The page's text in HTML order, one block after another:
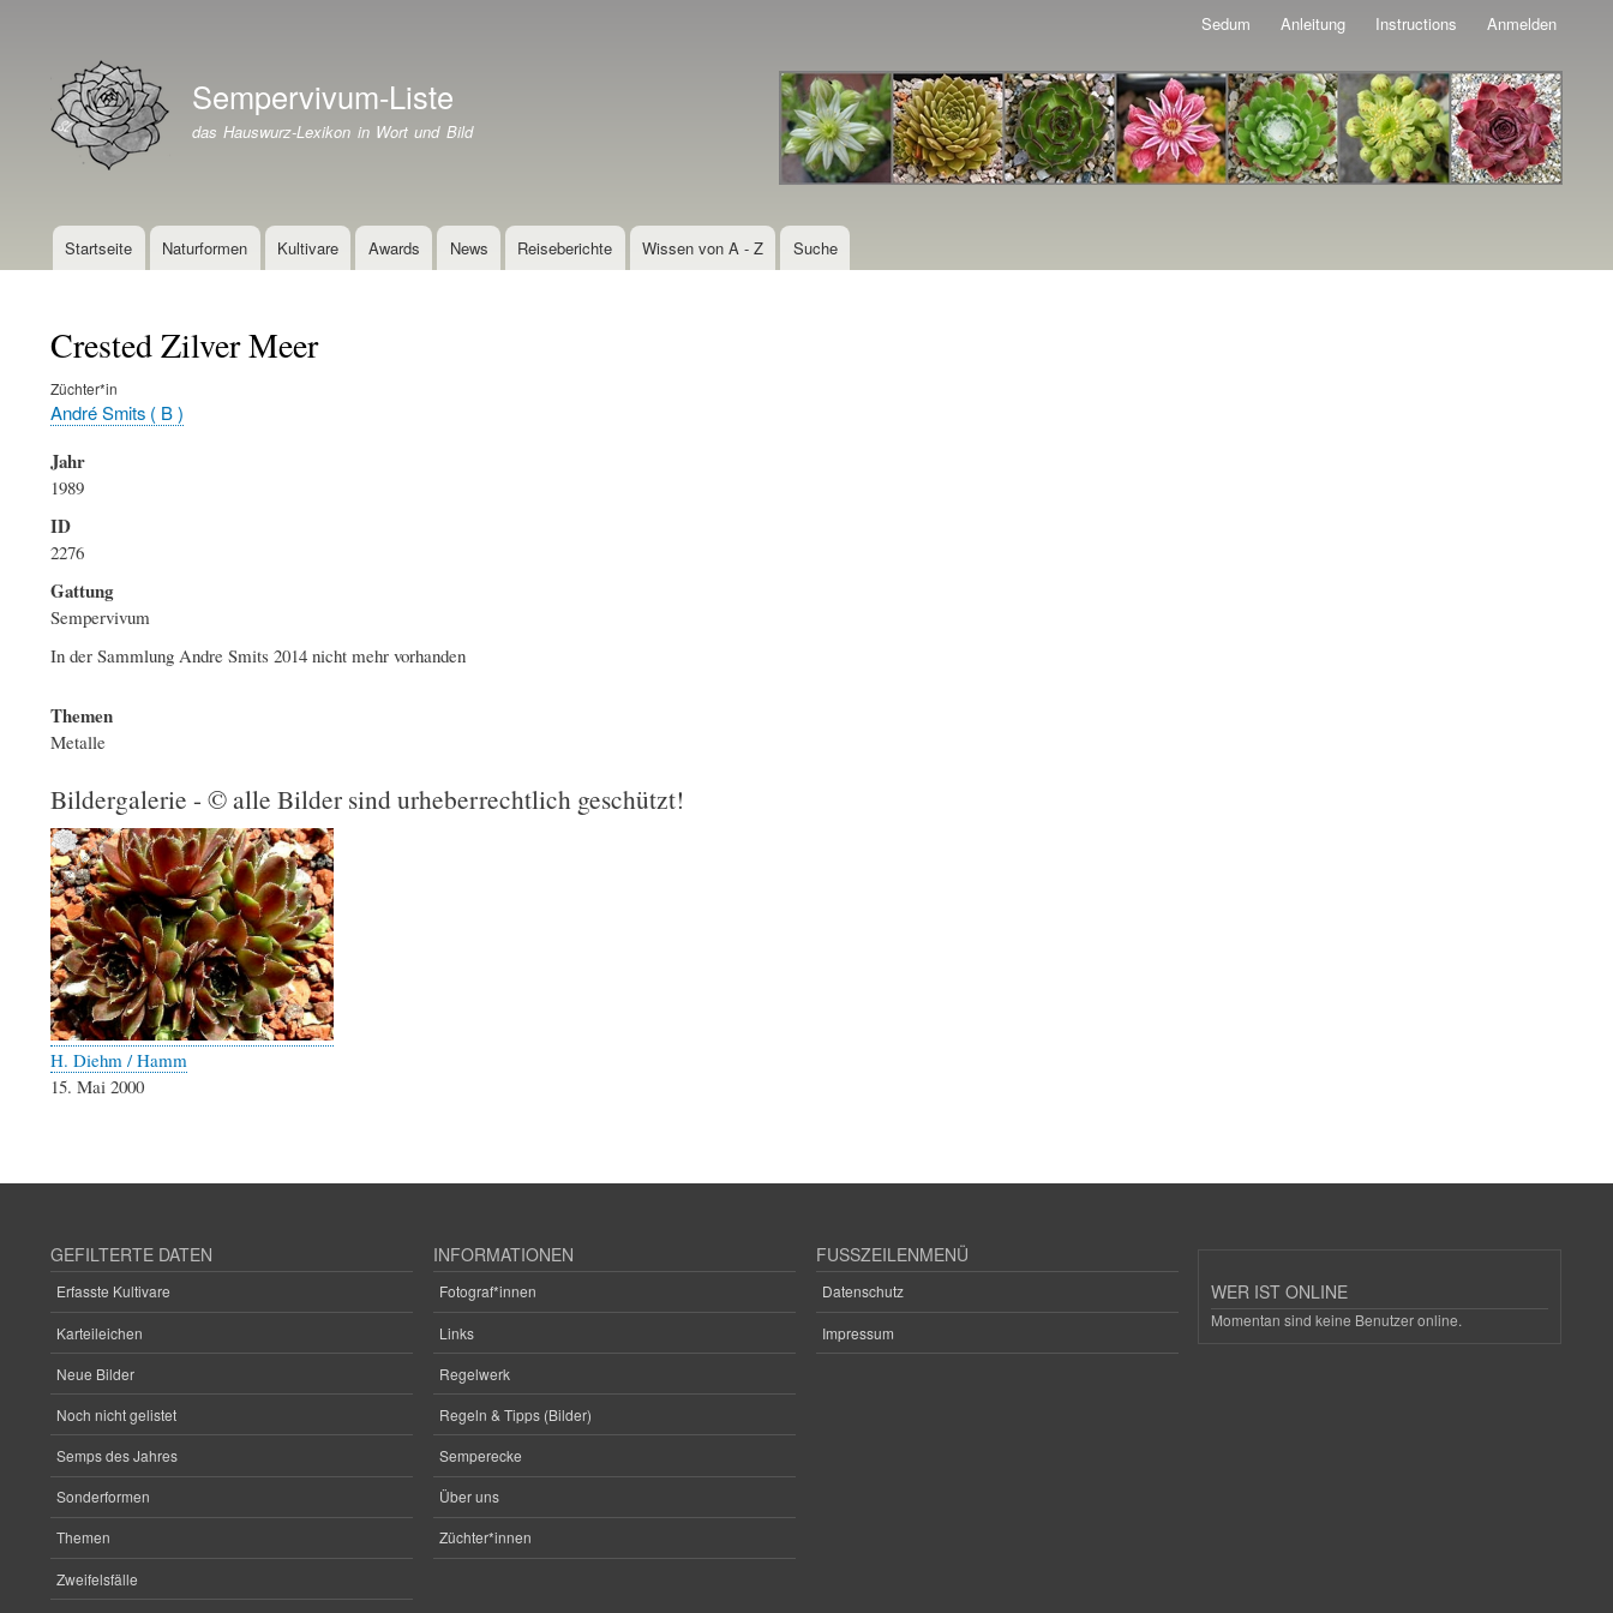
Inhalt
Sedum Anleitung Instructions Anmelden
Branding der WebsiteSempervivum-Liste
das Hauswurz-Lexikon in Wort und Bild
Hauptnavigation
Startseite Naturformen Kultivare Awards News Reiseberichte Wissen von A - Z Suche
Crested Zilver Meer
Züchter*in
André Smits ( B )
Jahr
1989
ID
2276
Gattung
Sempervivum
In der Sammlung Andre Smits 2014 nicht mehr vorhanden
Themen
Metalle
Bildergalerie - © alle Bilder sind urheberrechtlich geschützt!
H. Diehm / Hamm
15. Mai 2000
GEFILTERTE DATEN
Erfasste Kultivare
Karteileichen
Neue Bilder
Noch nicht gelistet
Semps des Jahres
Sonderformen
Themen
Zweifelsfälle
INFORMATIONEN
Fotograf*innen
Links
Regelwerk
Regeln & Tipps (Bilder)
Semperecke
Über uns
Züchter*innen
FUSSZEILENMENÜ
Datenschutz
Impressum
WER IST ONLINE
Momentan sind keine Benutzer online.